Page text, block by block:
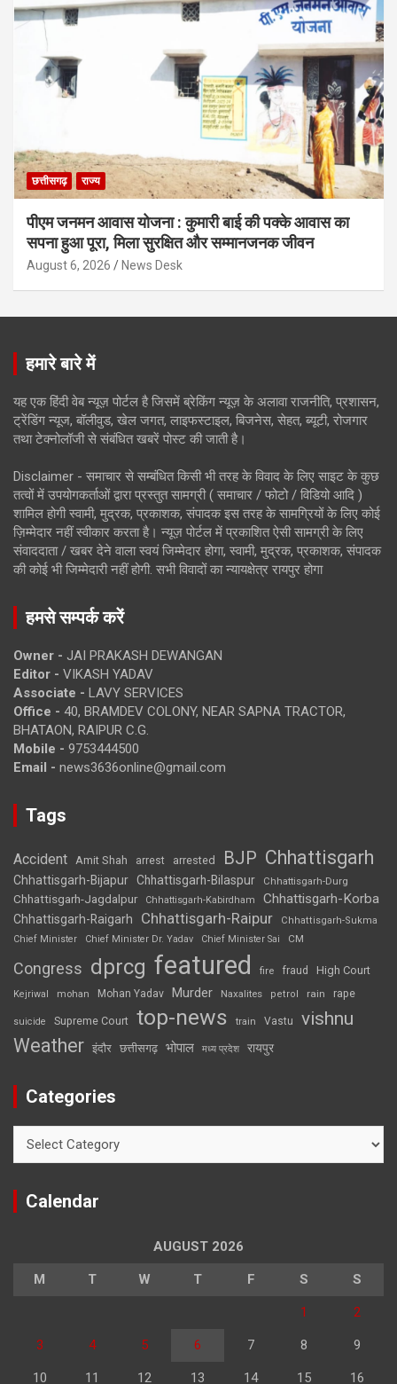
छत्तीसगढ़ राज्य
पीएम जनमन आवास योजना : कुमारी बाई की पक्के आवास का
सपना हुआ पूरा, मिला सुरक्षित और सम्मानजनक जीवन
August 6, 2026 News Desk
हमारे बारे में
यह एक हिंदी वेब न्यूज़ पोर्टल है जिसमें ब्रेकिंग न्यूज़ के अलावा राजनीति, प्रशासन,
ट्रेंडिंग न्यूज, बॉलीवुड, खेल जगत, लाइफस्टाइल, बिजनेस, सेहत, ब्यूटी, रोजगार
तथा टेक्नोलॉजी से संबंधित खबरें पोस्ट की जाती है।
Disclaimer - समाचार से सम्बंधित किसी भी तरह के विवाद के लिए साइट के कुछ
तत्वों में उपयोगकर्ताओं द्वारा प्रस्तुत सामग्री ( समाचार / फोटो / विडियो आदि )
शामिल होगी स्वामी, मुद्रक, प्रकाशक, संपादक इस तरह के सामग्रियों के लिए कोई
ज़िम्मेदार नहीं स्वीकार करता है। न्यूज़ पोर्टल में प्रकाशित ऐसी सामग्री के लिए
संवाददाता / खबर देने वाला स्वयं जिम्मेदार होगा, स्वामी, मुद्रक, प्रकाशक, संपादक
की कोई भी जिम्मेदारी नहीं होगी. सभी विवादों का न्यायक्षेत्र रायपुर होगा
हमसे सम्पर्क करें
Owner - JAI PRAKASH DEWANGAN
Editor - VIKASH YADAV
Associate - LAVY SERVICES
Office - 40, BRAMDEV COLONY, NEAR SAPNA TRACTOR,
BHATAON, RAIPUR C.G.
Mobile - 9753444500
Email - news3636online@gmail.com
Tags
Accident Amit Shah arrest arrested BJP Chhattisgarh
Chhattisgarh-Bijapur Chhattisgarh-Bilaspur Chhattisgarh-Durg
Chhattisgarh-Jagdalpur Chhattisgarh-Kabirdham Chhattisgarh-Korba
Chhattisgarh-Raigarh Chhattisgarh-Raipur
Chhattisgarh-Sukma
Chief Minister
Chief Minister Dr. Yadav Chief Minister Sai CM
Congress dprcg featured fire fraud High Court
Kejriwal mohan Mohan Yadav Murder Naxalites petrol rain rape
suicide Supreme Court top-news train Vastu vishnu
Weather इंदौर छत्तीसगढ़ भोपाल मध्य प्रदेश रायपुर
Categories
Calendar
AUGUST 2026
M T W T F S S
1 2
3 4 5 6 7 8 9
10 11 12 13 14 15 16